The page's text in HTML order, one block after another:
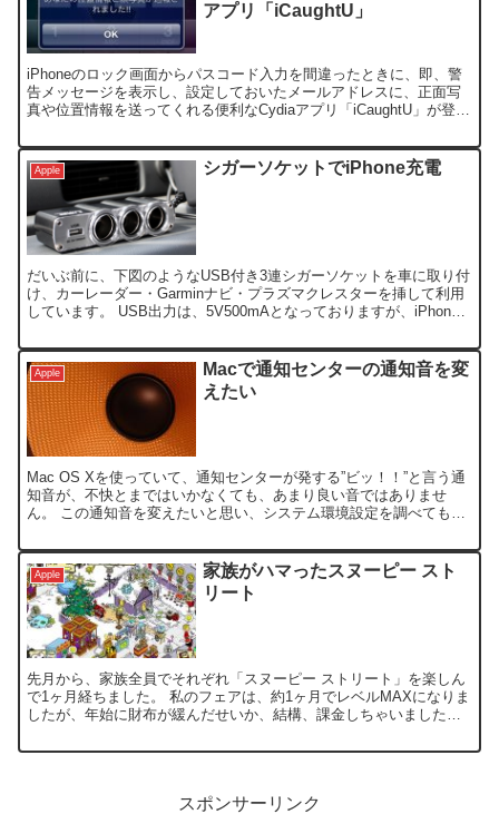
アプリ「iCaughtU」
iPhoneのロック画面からパスコード入力を間違ったときに、即、警
告メッセージを表示し、設定しておいたメールアドレスに、正面写
真や位置情報を送ってくれる便利なCydiaアプリ「iCaughtU」が登場
Apple シガーソケットでiPhone充電
だいぶ前に、下図のようなUSB付き3連シガーソケットを車に取り付
け、カーレーダー・Garminナビ・プラズマクレスターを挿して利用
しています。 USB出力は、5V500mAとなっておりますが、iPhone4
Apple
Macで通知センターの通知音を変
えたい
Mac OS Xを使っていて、通知センターが発する”ビッ！！”と言う通
知音が、不快とまではいかなくても、あまり良い音ではありませ
ん。 この通知音を変えたいと思い、システム環境設定を調べても通
Apple
家族がハマったスヌーピー スト
リート
先月から、家族全員でそれぞれ「スヌーピー ストリート」を楽しん
で1ヶ月経ちました。 私のフェアは、約1ヶ月でレベルMAXになりま
したが、年始に財布が緩んだせいか、結構、課金しちゃいました。
スポンサーリンク